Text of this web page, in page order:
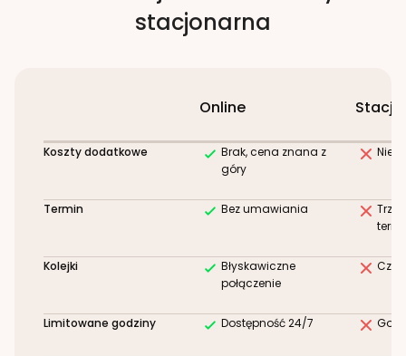
stacjonarna
Online
Koszty dodatkowe
Brak, cena znana z
góry
Termin Bez umawiania
Kolejki
Błyskawiczne
połączenie
Limitowane godziny Dostępność 24/7